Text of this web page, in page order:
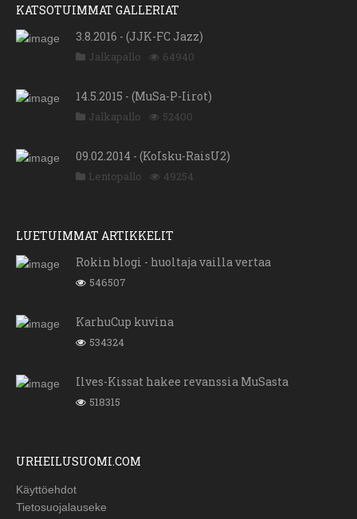
KATSOTUIMMAT GALLERIAT
3.8.2016 - (JJK-FC Jazz)
Jalkapallo 64940
14.5.2015 - (MuSa-P-Iirot)
Jalkapallo 52400
09.02.2014 - (KoIsku-RaisU2)
Lentopallo 49254
LUETUIMMAT ARTIKKELIT
Rokin blogi - huoltaja vailla vertaa
546507
KarhuCup kuvina
534324
Ilves-Kissat hakee revanssia MuSasta
518315
URHEILUSUOMI.COM
Käyttöehdot
Tietosuojalauseke